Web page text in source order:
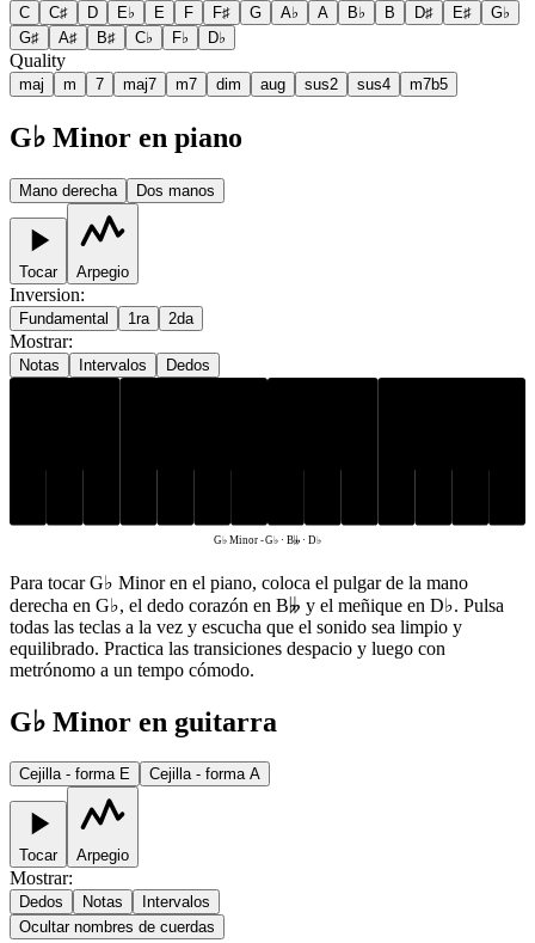
C C♯ D E♭ E F F♯ G A♭ A B♭ B D♯ E♯
G♭
G♯
A♯ B♯ C♭ F♭ D♭
Quality
maj m 7 maj7 m7 dim aug sus2 sus4 m7b5
G♭ Minor en piano
Mano derecha Dos manos
Tocar Arpegio
Inversion:
Fundamental 1ra 2da
Mostrar:
Notas Intervalos Dedos
G♭ Minor-G♭ · B𝄫 · D♭
Para tocar G♭ Minor en el piano, coloca el pulgar de la mano
derecha en G♭, el dedo corazón en B𝄫 y el meñique en D♭. Pulsa
todas las teclas a la vez y escucha que el sonido sea limpio y
equilibrado. Practica las transiciones despacio y luego con
metrónomo a un tempo cómodo.
G♭ Minor en guitarra
Cejilla - forma E Cejilla - forma A
Tocar Arpegio
Mostrar:
Dedos Notas
Intervalos
Ocultar nombres de cuerdas